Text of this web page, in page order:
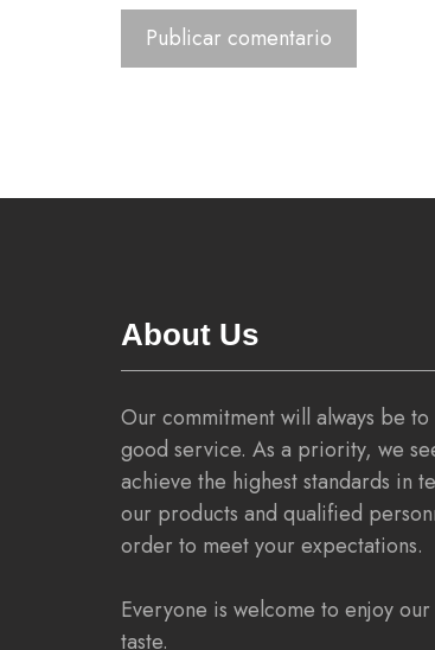
About Us
Our commitment will always be
good service. As a priority, we
achieve the highest standards in
our products and qualified
order to meet your expectations.
Everyone is welcome to enjoy
taste.